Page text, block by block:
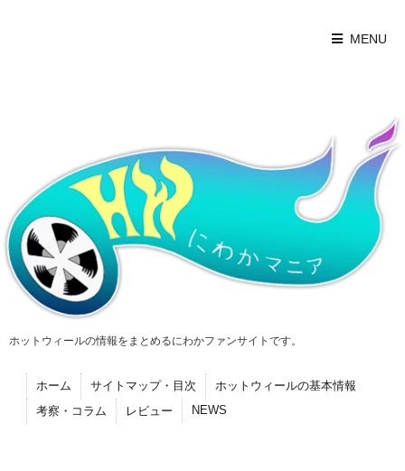
MENU
ホットウィールの情報をまとめるにわかファンサイトです。
ホーム サイトマップ・目次
ホットウィールの基本情報
考察・コラム
レビュー NEWS